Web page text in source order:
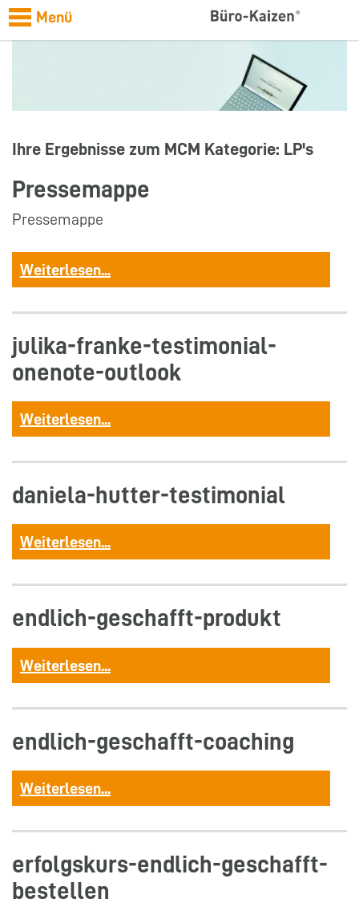
Menü
Ihre Ergebnisse zum MCM Kategorie: LP's
Pressemappe
Pressemappe
Weiterlesen...
julika-franke-testimonial-
onenote-outlook
Weiterlesen...
daniela-hutter-testimonial
Weiterlesen...
endlich-geschafft-produkt
Weiterlesen...
endlich-geschafft-coaching
Weiterlesen...
erfolgskurs-endlich-geschafft-
bestellen